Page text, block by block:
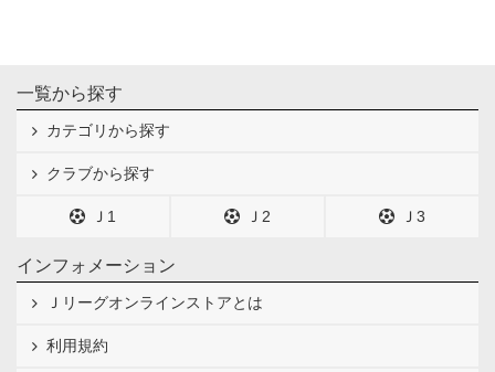
一覧から探す
カテゴリから探す
クラブから探す
Ｊ1 Ｊ2 Ｊ3
インフォメーション
Ｊリーグオンラインストアとは
利用規約